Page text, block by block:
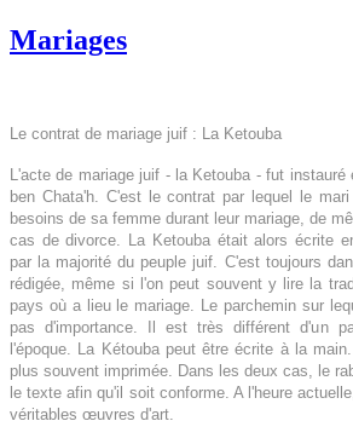
Mariages
Le contrat de mariage juif : La Ketouba
L'acte de mariage juif - la Ketouba - fut
ben Chata'h. C'est le contrat par lequel le
besoins de sa femme durant leur mariage, de
cas de divorce. La Ketouba était alors écrite
par la majorité du peuple juif. C'est toujours
rédigée, même si l'on peut souvent y lire la
pays où a lieu le mariage. Le parchemin sur
pas d'importance. Il est très différent d'un
l'époque. La Kétouba peut être écrite à la
plus souvent imprimée. Dans les deux cas, le
le texte afin qu'il soit conforme. A l'heure
véritables œuvres d'art.